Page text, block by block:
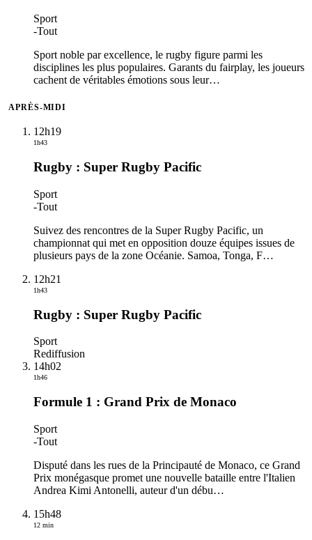
Sport
-Tout
Sport noble par excellence, le rugby figure parmi les
disciplines les plus populaires. Garants du fairplay, les joueurs
cachent de véritables émotions sous leur…
APRÈS-MIDI
12h19
1h43
Rugby : Super Rugby Pacific
Sport
-Tout
Suivez des rencontres de la Super Rugby Pacific, un
championnat qui met en opposition douze équipes issues de
plusieurs pays de la zone Océanie. Samoa, Tonga, F…
12h21
1h43
Rugby : Super Rugby Pacific
Sport
Rediffusion
14h02
1h46
Formule 1 : Grand Prix de Monaco
Sport
-Tout
Disputé dans les rues de la Principauté de Monaco, ce Grand
Prix monégasque promet une nouvelle bataille entre l'Italien
Andrea Kimi Antonelli, auteur d'un débu…
15h48
12 min